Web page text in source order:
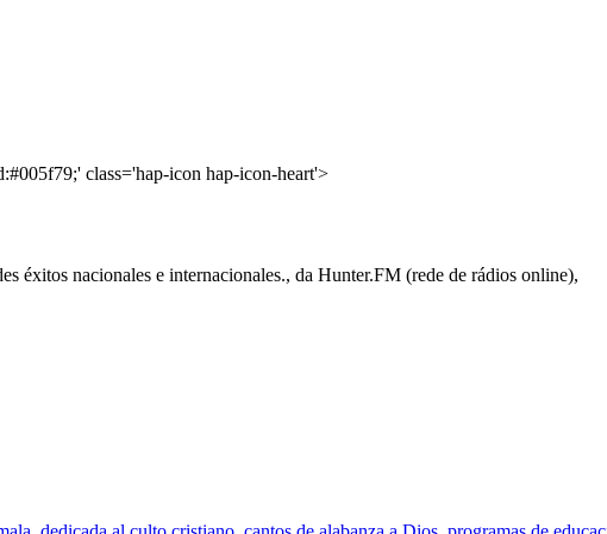
class='hap-icon hap-icon-heart'>
éxitos nacionales e internacionales., da Hunter.FM (rede de rádios online),